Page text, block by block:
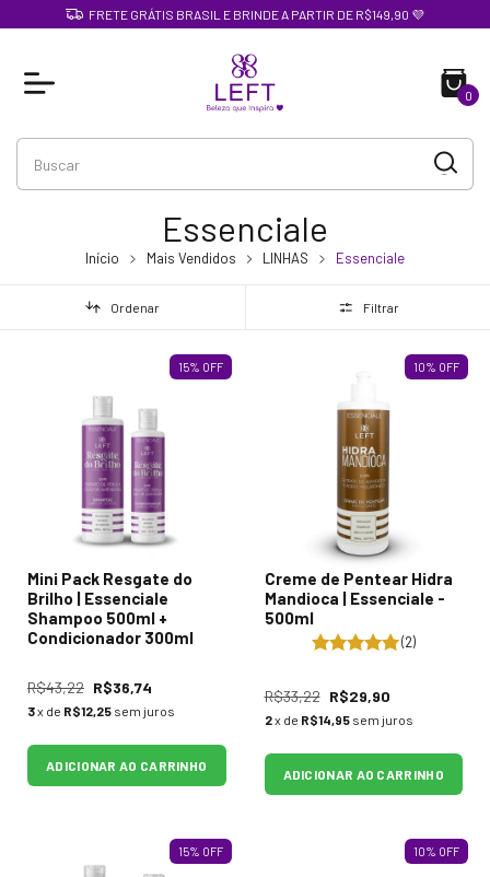
FRETE GRÁTIS BRASIL E BRINDE A PARTIR DE R$149,90 💜
0
Essenciale
Início Mais Vendidos LINHAS Essenciale
Ordenar Filtrar
15% OFF
Mini Pack Resgate do
Brilho | Essenciale
Shampoo 500ml +
Condicionador 300ml
R$43,22 R$36,74
3x de R$12,25 sem juros
ADICIONAR AO CARRINHO
10% OFF
Creme de Pentear Hidra
Mandioca | Essenciale -
500ml
(2)
R$33,22 R$29,90
2x de R$14,95 sem juros
ADICIONAR AO CARRINHO
15% OFF 10% OFF